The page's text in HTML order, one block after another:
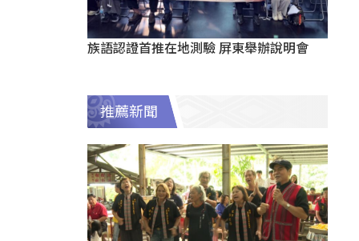
族語認證首推在地測驗 屏東舉辦說明會
推薦新聞